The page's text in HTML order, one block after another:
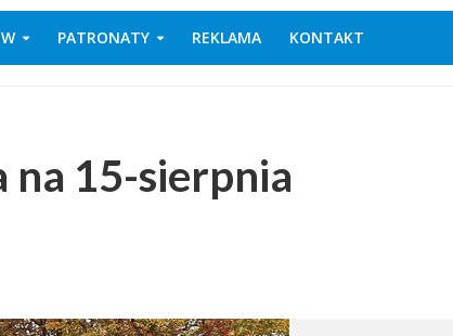
PATRONATY REKLAMA KONTAKT
15-sierpnia